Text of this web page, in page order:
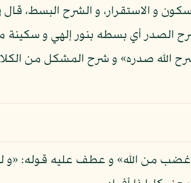
و الاستقرار، و الشرح البسط،
أي بسطه بنور إلهي و سكينة
صدره» و شرح المشكل من
غضب من الله» و عطف عليه قوله: